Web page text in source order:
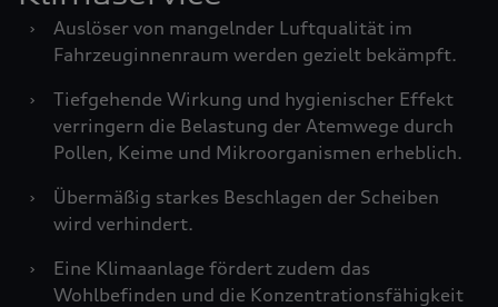
›
Auslöser von mangelnder Luftqualität im
Fahrzeuginnenraum werden gezielt bekämpft.
›
Tiefgehende Wirkung und hygienischer Effekt
verringern die Belastung der Atemwege durch
Pollen, Keime und Mikroorganismen erheblich.
›
Übermäßig starkes Beschlagen der Scheiben
wird verhindert.
›
Eine Klimaanlage fördert zudem das
Wohlbefinden und die Konzentrationsfähigkeit